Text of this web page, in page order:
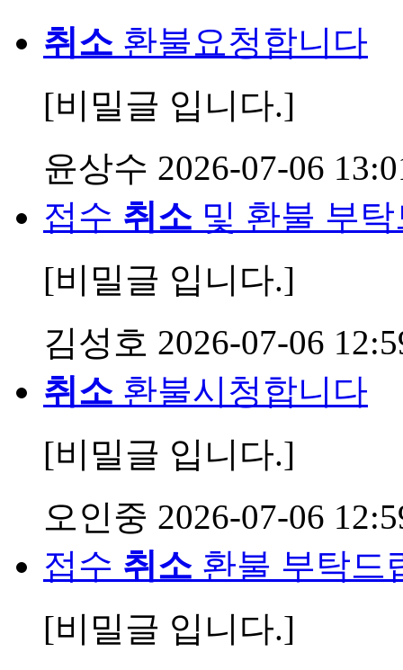
취소 환불요청합니다
[비밀글 입니다.]
윤상수 2026-07-06
접수 취소 및 환불 부
[비밀글 입니다.]
김성호 2026-07-06
취소 환불시청합니다
[비밀글 입니다.]
오인중 2026-07-06
접수 취소 환불 부탁드
[비밀글 입니다.]